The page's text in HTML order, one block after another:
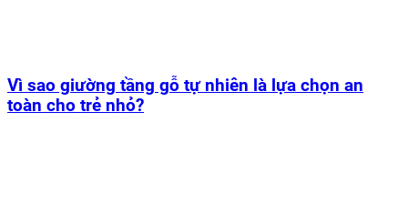
Vì sao giường tầng gỗ tự nhiên là lựa chọn an
toàn cho trẻ nhỏ?